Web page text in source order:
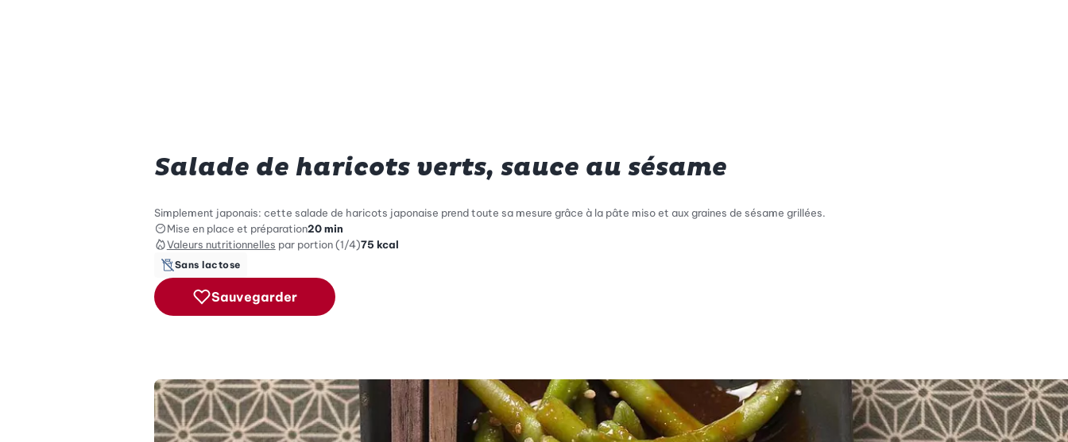
Salade de haricots verts, sauce au sésame
Simplement japonais: cette salade de haricots japonaise prend toute sa mesure grâce à la pâte miso et aux graines de sésame grillées.
Mise en place et préparation20 min
Valeurs nutritionnelles par portion (1/4)75 kcal
Sans lactose
Sauvegarder